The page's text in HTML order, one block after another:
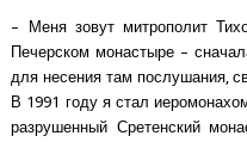
– Меня зовут митрополит
Печерском монастыре –
для несения там послушания,
В 1991 году я стал
разрушенный Сретенский